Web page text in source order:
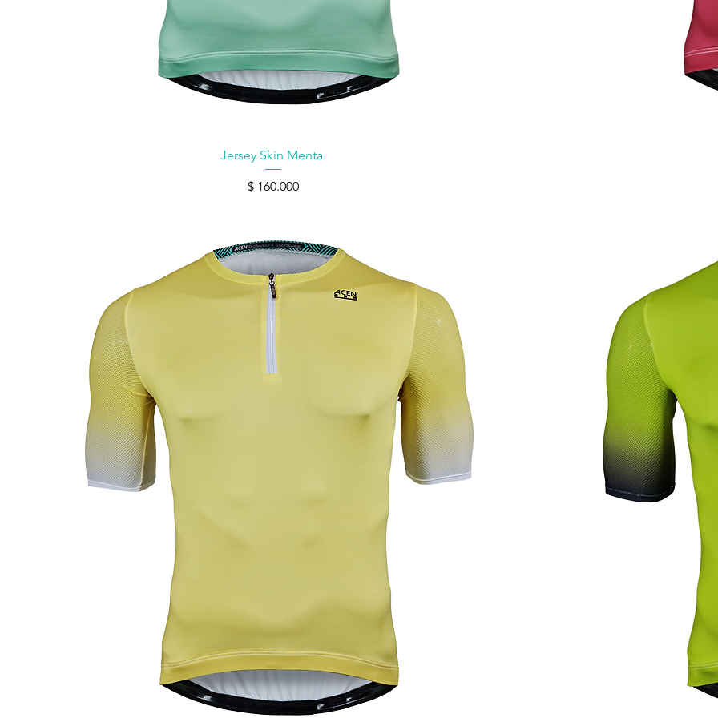
Vista rápida
Jersey Skin Menta.
Precio
$ 160.000